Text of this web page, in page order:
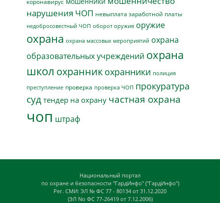
нарушения ЧОП невыплата заработной платы
недобросовестный ЧОП оборот оружия оружие
охрана охрана массовых мероприятий охрана
образовательных учреждений охрана
школ охранник охранники полиция
преступление проверка проверка ЧОП прокуратура
суд тендер на охрану частная охрана
чоп штраф
Национальный портал
по охране и безопасности "ГардИнфо" ("ГардИнфо")
Рег. СМИ: ЭЛ № ФС 77 - 80134 от 31.12.2020
(ЭЛ No ФС 77-26419 от 7.12.2006)